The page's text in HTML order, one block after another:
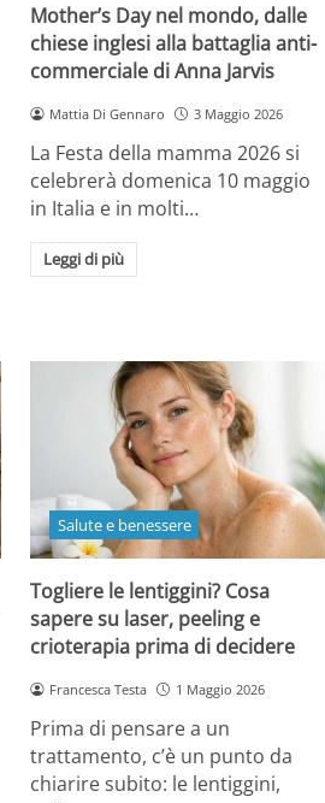
Mother’s Day nel mondo, dalle
chiese inglesi alla battaglia anti-
commerciale di Anna Jarvis
Mattia Di Gennaro 3 Maggio 2026
La Festa della mamma 2026 si
celebrerà domenica 10 maggio
in Italia e in molti…
Leggi di più
Salute e benessere
Togliere le lentiggini? Cosa
sapere su laser, peeling e
crioterapia prima di decidere
Francesca Testa 1 Maggio 2026
Prima di pensare a un
trattamento, c’è un punto da
chiarire subito: le lentiggini,